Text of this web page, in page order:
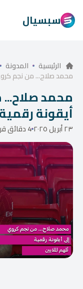
سبسيال
الرئيسية المدونة
محمد صلاح... من نجم
محمد
أيقونة
٢٣ أبريل ٢٠٢٥ 4 دقائق قراءة